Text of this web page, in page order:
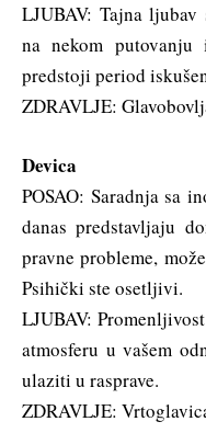
LJUBAV: Tajna
na nekom
predstoji period
ZDRAVLJE:
Devica
POSAO: Saradnja sa
danas predstavljaju
pravne probleme,
Psihički ste osetljivi.
LJUBAV:
atmosferu u vašem
ulaziti u rasprave.
ZDRAVLJE: